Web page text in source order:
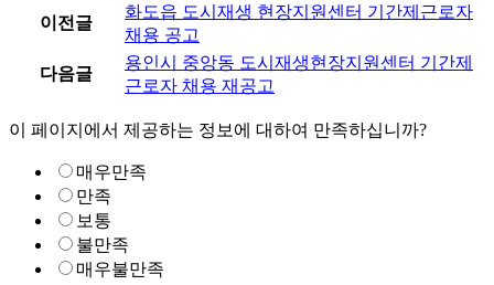
이전글
화도읍 도시재생 현장지원센터 기간제근로자
채용 공고
다음글
용인시 중앙동 도시재생현장지원센터 기간제
근로자 채용 재공고
이 페이지에서 제공하는 정보에 대하여 만족하십니까?
매우만족
만족
보통
불만족
매우불만족